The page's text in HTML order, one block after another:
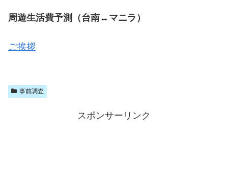
周遊生活費予測（台南↔マニラ）
ご挨拶
事前調査
スポンサーリンク